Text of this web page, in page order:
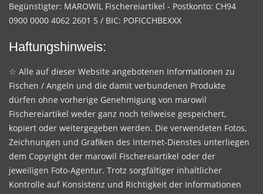
Begünstigter: MAROWIL Fischereiartikel - Postkonto: CH94
0900 0000 4062 2601 5 / BIC: POFICCHBEXXX
Haftungshinweis:
☆ Alle auf dieser Website angebotenen Informationen zu
Fischen / Angeln und die damit verbundenen Produkte
dürfen ohne vorherige Genehmigung von marowil
Fischereiartikel weder ganz noch teilweise gespeichert,
kopiert oder weitergegeben werden. Die verwendeten Fotos,
Zeichnungen und Grafiken des Internet-Dienstes unterliegen
dem Copyright der marowil Fischereiartikel oder der
jeweiligen Foto-Agentur. Trotz sorgfältiger inhaltlicher
Kontrolle auf Konsistenz und Richtigkeit der Informationen